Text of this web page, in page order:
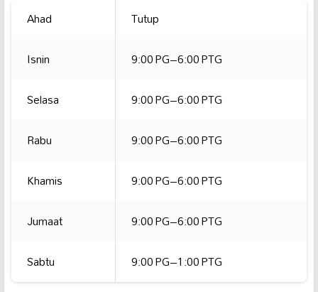
Ahad
Tutup
Isnin
9:00 PG–6:00 PTG
Selasa
9:00 PG–6:00 PTG
Rabu
9:00 PG–6:00 PTG
Khamis
9:00 PG–6:00 PTG
Jumaat
9:00 PG–6:00 PTG
Sabtu
9:00 PG–1:00 PTG